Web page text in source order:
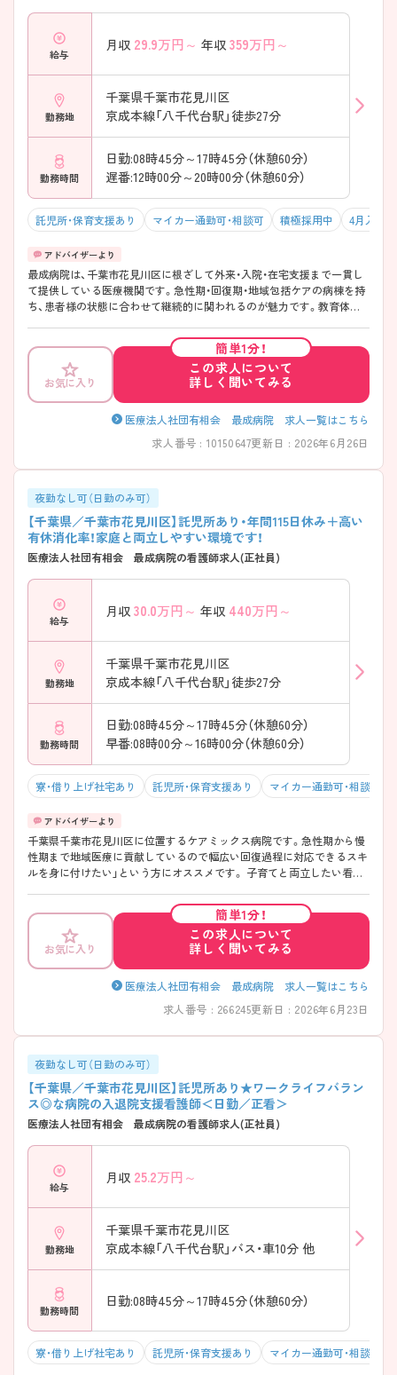
給与
月収 29.9万円～ 年収 359万円～
勤務地
千葉県千葉市花見川区
京成本線「八千代台駅」徒歩27分
勤務時間
日勤:08時45分～17時45分（休憩60分）
遅番:12時00分～20時00分（休憩60分）
託児所・保育支援あり マイカー通勤可・相談可 積極採用中 4月入職可
最成病院は、千葉市花見川区に根ざして外来・入院・在宅支援まで一貫し
て提供している医療機関です。急性期・回復期・地域包括ケアの病棟を持
ち、患者様の状態に合わせて継続的に関われるのが魅力です。教育体制
ざいます。また各師長が有給を消化するよう定期的に声がけをして計画
的に付与しているため、有給取得がしやすいです！残業の少なさ、託児所
なども整い、子育て中の方も安心して働きやすい環境が整っているので、
ライフステージが変わっても長く安心して勤務ができる法人です！
――――――――――――――― ■ しっかり休める安心勤務♪
――――――――――――――― 無理なく働ける環境を大切にしてい
数に応じた連続休暇もあり → プライベートの時間をしっかり確保でき
ます ――――――――――――――― ■ 初めてでも安心の教育体制
ています。 ・プリセプター制度で丁寧にフォロー ・個々の習熟度に合わ
せて指導期間を調整 ・ラダー・研修・eラーニングを活用 → 無理なくスキ
ルアップできる職場です ――――――――――――――― ■ 子育てと
両立しやすい環境 ――――――――――――――― 家庭とのバランス
を大切に働けます♪ ・生後6か月から使える託児所あり ・24時間対応で勤
務に合わせて利用可能 ・子どもの体調不良時も休みやすい雰囲気 → 長
広い経験が積める医療環境 ――――――――――――――― 一貫した
医療に携われるのが魅力です。 ・急性期～回復期～在宅まで関われる ・
救急対応や手術症例もあり実践的 ・関連施設と連携し退院後まで支援 →
スキルの幅を広げたい方にぴったり
お気に入り
簡単1分！
この求人について
詳しく聞いてみる
医療法人社団有相会 最成病院 求人一覧はこちら
求人番号 : 10150647更新日 : 2026年6月26日
夜勤なし可（日勤のみ可）
【千葉県／千葉市花見川区】託児所あり・年間115日休み＋高い
有休消化率！家庭と両立しやすい環境です！
医療法人社団有相会 最成病院の看護師求人(正社員)
給与
月収 30.0万円～ 年収 440万円～
勤務地
千葉県千葉市花見川区
京成本線「八千代台駅」徒歩27分
勤務時間
日勤:08時45分～17時45分（休憩60分）
早番:08時00分～16時00分（休憩60分）
寮・借り上げ社宅あり 託児所・保育支援あり マイカー通勤可・相談可
千葉県千葉市花見川区に位置するケアミックス病院です。急性期から慢
性期まで地域医療に貢献しているので幅広い回復過程に対応できるスキ
ルを身に付けたい」という方にオススメです。 子育てと両立したい看護
ません。 また、「看護師の代わりはいるけどお母さんの代わりはいない」
との考えから病児保育は行わず、お子様がご病気の場合はお休みをとっ
ていただきます。 ご興味のある方は面接のポイントなどもお伝えします
ので、ぜひマイナビ看護師にお問い合わせくださいませ！
お気に入り
簡単1分！
この求人について
詳しく聞いてみる
医療法人社団有相会 最成病院 求人一覧はこちら
求人番号 : 266245更新日 : 2026年6月23日
夜勤なし可（日勤のみ可）
【千葉県／千葉市花見川区】託児所あり★ワークライフバラン
ス◎な病院の入退院支援看護師＜日勤／正看＞
医療法人社団有相会 最成病院の看護師求人(正社員)
給与
月収 25.2万円～
勤務地
千葉県千葉市花見川区
京成本線「八千代台駅」バス・車10分 他
勤務時間
日勤:08時45分～17時45分（休憩60分）
寮・借り上げ社宅あり 託児所・保育支援あり マイカー通勤可・相談可